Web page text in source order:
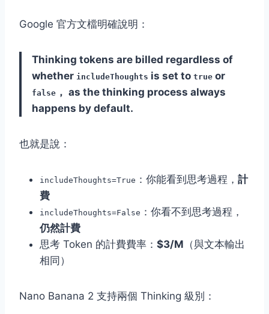
Google 官方文檔明確說明：
Thinking tokens are billed regardless of
whether includeThoughts is set to true or
false ， as the thinking process always
happens by default.
也就是說：
includeThoughts=True ：你能看到思考過程， 計
費
includeThoughts=False ：你看不到思考過程，
仍然計費
思考 Token 的計費費率： $3/M （與文本輸出
相同）
Nano Banana 2 支持兩個 Thinking 級別：